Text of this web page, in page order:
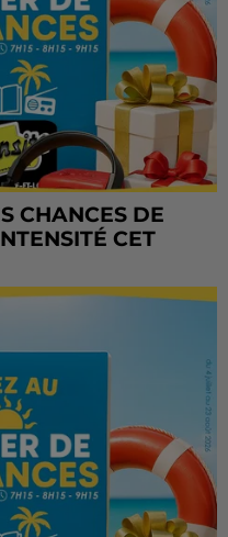
CHANCES DE
CET